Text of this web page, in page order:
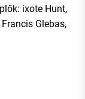
ixote Hunt,
Glebas,